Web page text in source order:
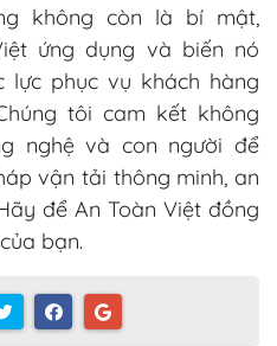
không còn là bí mật,
ứng dụng và biến nó
phục vụ khách hàng
tôi cam kết không
nghệ và con người để
vận tải thông minh, an
để An Toàn Việt đồng
bạn.